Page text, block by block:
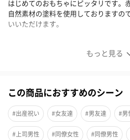
もっと見る
はじめてのおもちゃにピッタリです。
自然素材の塗料を使用しておりますの
いいただけます。
この商品におすすめのシーン
#出産祝い #女友達 #男友達 #男
#上司男性 #同僚女性 #同僚男性